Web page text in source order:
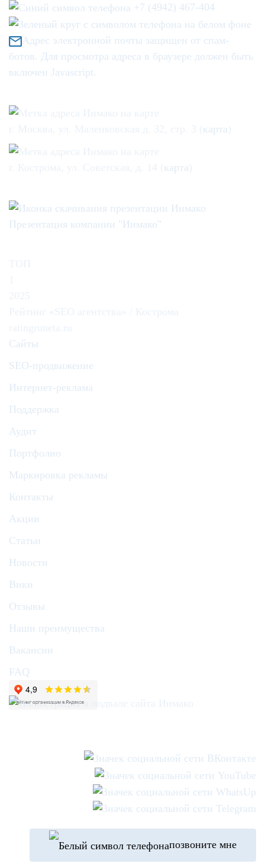
+7 (4942) 467-404
Адрес электронной почты защищен от спам-
ботов. Для просмотра адреса в браузере должен быть
включен Javascript.
карта
карта
Презентация компании "Инмако"
Сайты
SEO-продвижение
Интернет-реклама
Поддержка
Аудит
Портфолио
Маркировка рекламы
Контакты
Акции
Статьи
Новости
Вики
Отзывы
Наши преимущества
Вакансии
FAQ
позвоните мне